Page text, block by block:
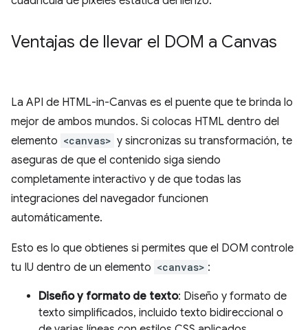
Ventajas de llevar el DOM a Canvas
La API de HTML-in-Canvas es el puente que te brinda lo
mejor de ambos mundos. Si colocas HTML dentro del
elemento <canvas> y sincronizas su transformación, te
aseguras de que el contenido siga siendo
completamente interactivo y de que todas las
integraciones del navegador funcionen
automáticamente.
Esto es lo que obtienes si permites que el DOM controle
tu IU dentro de un elemento <canvas> :
Diseño y formato de texto: Diseño y formato de
texto simplificados, incluido texto bidireccional o